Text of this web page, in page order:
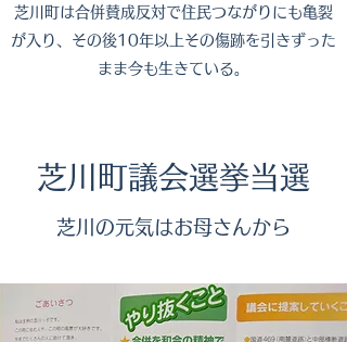
​芝川町は合併賛成反対で住民つながりにも亀裂
が入り、その後10年以上その傷跡を引きずった
まま今も生きている。
​​芝川町議会選挙当選
​​芝川の元気はお母さんから